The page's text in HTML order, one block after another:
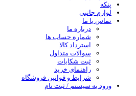
پنکه
لوازم جانبی
تماس با ما
درباره ما
شماره حساب ها
استرداد کالا
سوالات متداول
ثبت شکایات
راهنمای خرید
شرایط و قوانین فروشگاه
ورود به سیستم / ثبت نام